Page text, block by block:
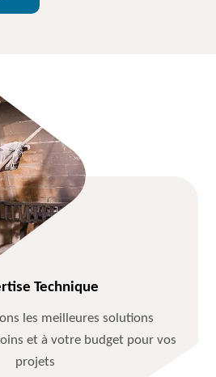
Technique
les meilleures solutions
et à votre budget pour vos
projets